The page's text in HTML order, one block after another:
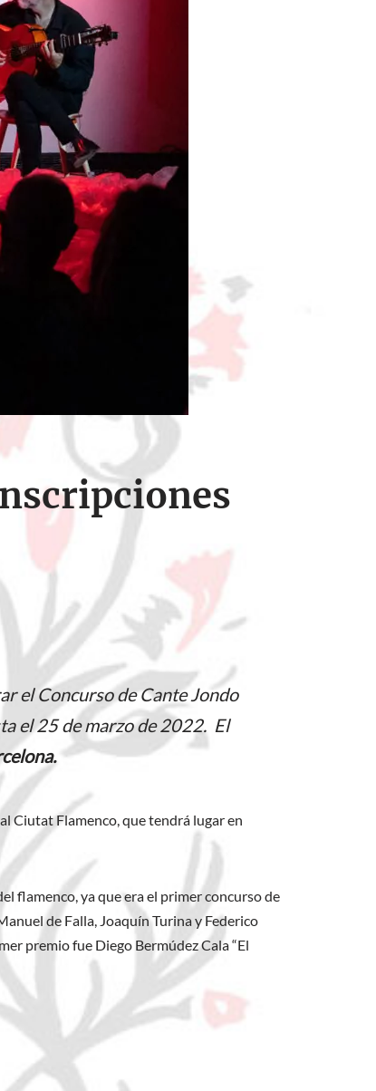
el Concurso de Cante Jondo
el 25 de marzo de 2022. El
Ciutat Flamenco, que tendrá lugar en
flamenco, ya que era el primer concurso de
de Falla, Joaquín Turina y Federico
premio fue Diego Bermúdez Cala “El